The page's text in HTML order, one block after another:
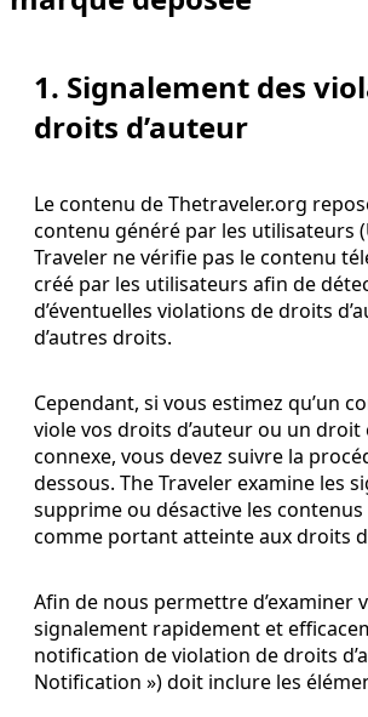
1. Signalement des
droits d’auteur
Le contenu de Thetraveler.org
contenu généré par les utilisateurs
Traveler ne vérifie pas le contenu
créé par les utilisateurs afin de
d’éventuelles violations de droits
d’autres droits.
Cependant, si vous estimez qu’un
viole vos droits d’auteur ou un droit
connexe, vous devez suivre la
dessous. The Traveler examine les
supprime ou désactive les
comme portant atteinte aux droits
Afin de nous permettre d’examiner
signalement rapidement et
notification de violation de droits
Notification ») doit inclure les